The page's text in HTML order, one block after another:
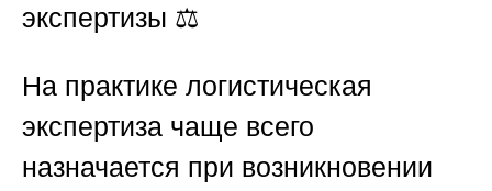
экспертизы ⚖️
На практике логистическая
экспертиза чаще всего
назначается при возникновении